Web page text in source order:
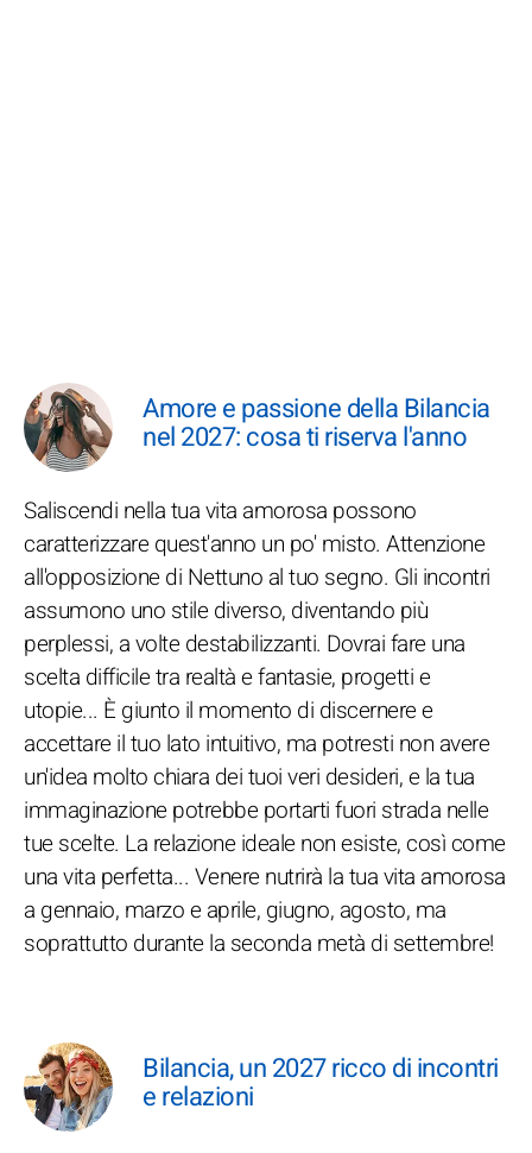
Amore e passione della Bilancia
nel 2027: cosa ti riserva l'anno
Saliscendi nella tua vita amorosa possono
caratterizzare quest'anno un po' misto. Attenzione
all'opposizione di Nettuno al tuo segno. Gli incontri
assumono uno stile diverso, diventando più
perplessi, a volte destabilizzanti. Dovrai fare una
scelta difficile tra realtà e fantasie, progetti e
utopie... È giunto il momento di discernere e
accettare il tuo lato intuitivo, ma potresti non avere
un'idea molto chiara dei tuoi veri desideri, e la tua
immaginazione potrebbe portarti fuori strada nelle
tue scelte. La relazione ideale non esiste, così come
una vita perfetta... Venere nutrirà la tua vita amorosa
a gennaio, marzo e aprile, giugno, agosto, ma
soprattutto durante la seconda metà di settembre!
Bilancia, un 2027 ricco di incontri
e relazioni